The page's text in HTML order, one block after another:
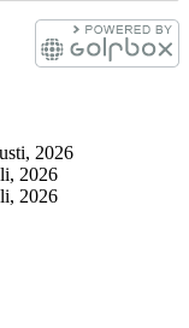
2026
2026
2026